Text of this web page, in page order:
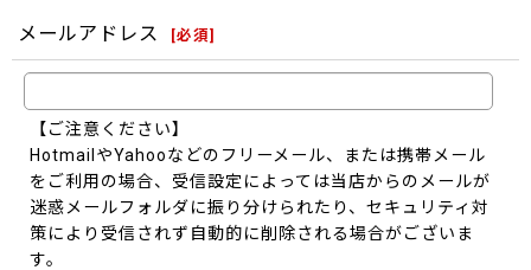
メールアドレス [必須]
【ご注意ください】
HotmailやYahooなどのフリーメール、または携帯メール
をご利用の場合、受信設定によっては当店からのメールが
迷惑メールフォルダに振り分けられたり、セキュリティ対
策により受信されず自動的に削除される場合がございま
す。